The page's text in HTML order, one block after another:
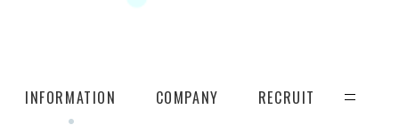
INFORMATION COMPANY RECRUIT